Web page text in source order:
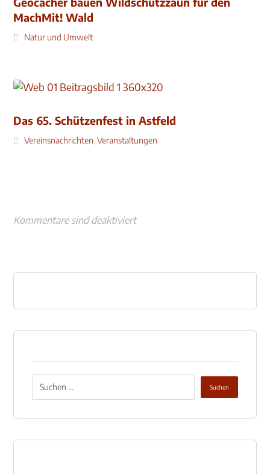
MachMit! Wald
Natur und Umwelt
Das 65. Schützenfest in Astfeld
Vereinsnachrichten,Veranstaltungen
Kommentare sind deaktiviert